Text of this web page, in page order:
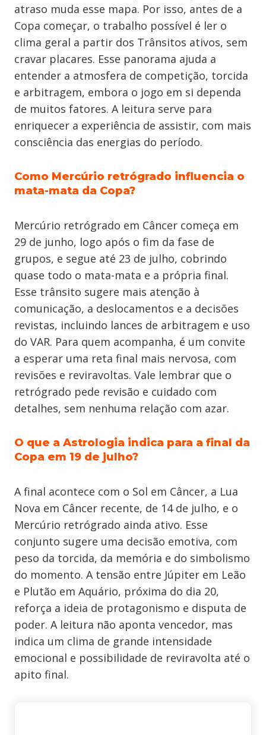
atraso muda esse mapa. Por isso, antes de a
Copa começar, o trabalho possível é ler o
clima geral a partir dos Trânsitos ativos, sem
cravar placares. Esse panorama ajuda a
entender a atmosfera de competição, torcida
e arbitragem, embora o jogo em si dependa
de muitos fatores. A leitura serve para
enriquecer a experiência de assistir, com mais
consciência das energias do período.
Como Mercúrio retrógrado influencia o
mata-mata da Copa?
Mercúrio retrógrado em Câncer começa em
29 de junho, logo após o fim da fase de
grupos, e segue até 23 de julho, cobrindo
quase todo o mata-mata e a própria final.
Esse trânsito sugere mais atenção à
comunicação, a deslocamentos e a decisões
revistas, incluindo lances de arbitragem e uso
do VAR. Para quem acompanha, é um convite
a esperar uma reta final mais nervosa, com
revisões e reviravoltas. Vale lembrar que o
retrógrado pede revisão e cuidado com
detalhes, sem nenhuma relação com azar.
O que a Astrologia indica para a final da
Copa em 19 de julho?
A final acontece com o Sol em Câncer, a Lua
Nova em Câncer recente, de 14 de julho, e o
Mercúrio retrógrado ainda ativo. Esse
conjunto sugere uma decisão emotiva, com
peso da torcida, da memória e do simbolismo
do momento. A tensão entre Júpiter em Leão
e Plutão em Aquário, próxima do dia 20,
reforça a ideia de protagonismo e disputa de
poder. A leitura não aponta vencedor, mas
indica um clima de grande intensidade
emocional e possibilidade de reviravolta até o
apito final.